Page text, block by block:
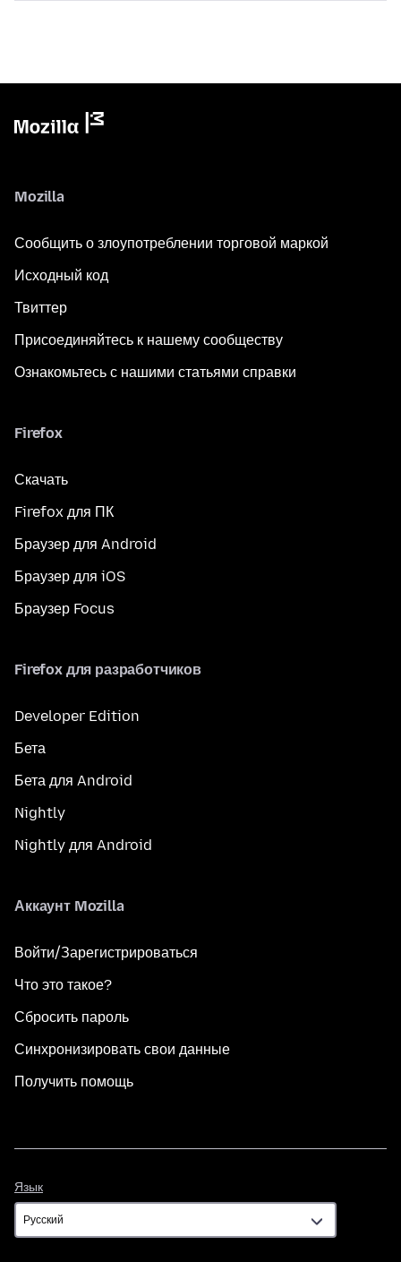
Mozilla
Сообщить о злоупотреблении торговой маркой
Исходный код
Твиттер
Присоединяйтесь к нашему сообществу
Ознакомьтесь с нашими статьями справки
Firefox
Скачать
Firefox для ПК
Браузер для Android
Браузер для iOS
Браузер Focus
Firefox для разработчиков
Developer Edition
Бета
Бета для Android
Nightly
Nightly для Android
Аккаунт Mozilla
Войти/Зарегистрироваться
Что это такое?
Сбросить пароль
Синхронизировать свои данные
Получить помощь
Язык